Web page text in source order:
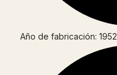
Año de fabricación: 1952